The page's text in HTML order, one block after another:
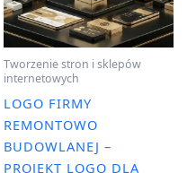
Tworzenie stron i sklepów
internetowych
LOGO FIRMY
REMONTOWO
BUDOWLANEJ –
PROJEKT LOGO DLA